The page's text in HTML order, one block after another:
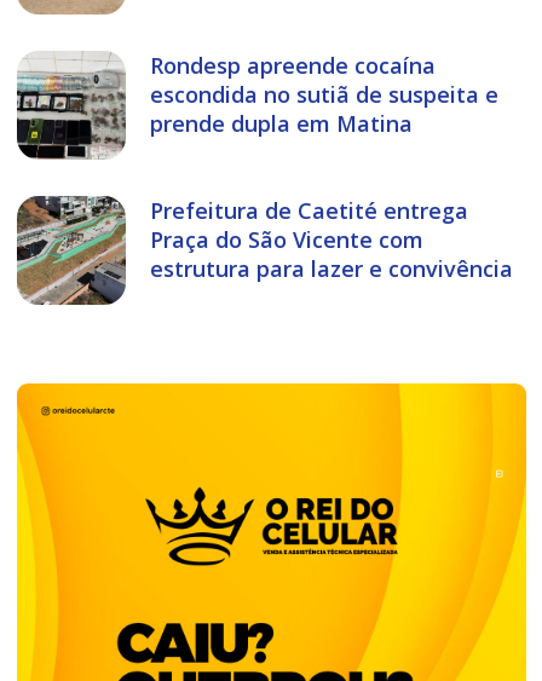
Rondesp apreende cocaína
escondida no sutiã de suspeita e
prende dupla em Matina
Prefeitura de Caetité entrega
Praça do São Vicente com
estrutura para lazer e convivência